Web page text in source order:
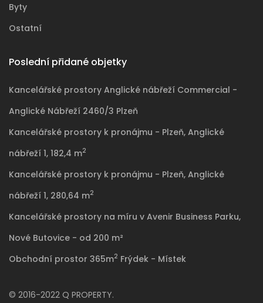
Byty
Ostatní
Poslední přidané objetky
Kancelářské prostory Anglické nábřeží Commercial -
Anglické Nábřeží 2460/3 Plzeň
Kancelářské prostory k pronájmu - Plzeň, Anglické
nábřeží 1, 182,4 m2
Kancelářské prostory k pronájmu - Plzeň, Anglické
nábřeží 1, 280,64 m2
Kancelářské prostory na míru v Avenir Business Parku,
Nové Butovice - od 200 m²
Obchodní prostor 365m2 Frýdek - Místek
© 2016-2022 Q PROPERTY.